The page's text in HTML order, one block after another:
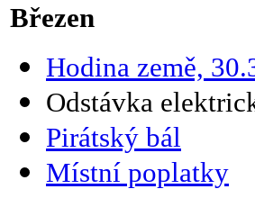
Březen
Hodina země,
Odstávka
Pirátský bál
Místní poplatky